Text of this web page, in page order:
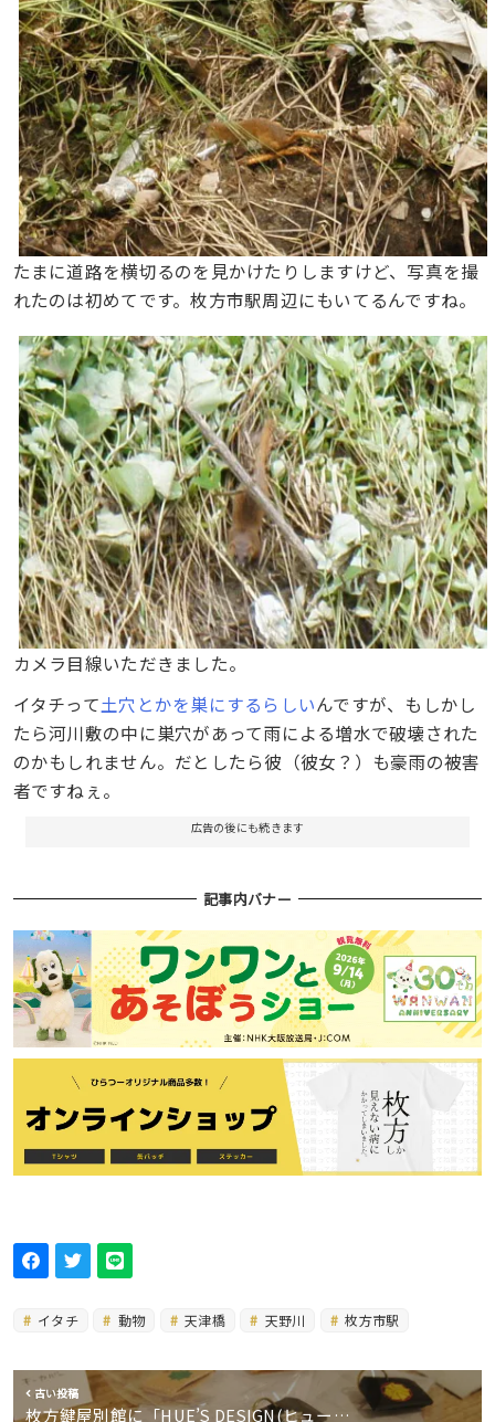
たまに道路を横切るのを見かけたりしますけど、写真を撮
れたのは初めてです。枚方市駅周辺にもいてるんですね。
カメラ目線いただきました。
イタチって土穴とかを巣にするらしいんですが、もしかし
たら河川敷の中に巣穴があって雨による増水で破壊された
のかもしれません。だとしたら彼（彼女？）も豪雨の被害
者ですねぇ。
広告の後にも続きます
記事内バナー
イタチ 動物 天津橋 天野川 枚方市駅
古い投稿
枚方鍵屋別館に「HUE’S DESIGN(ヒュー…